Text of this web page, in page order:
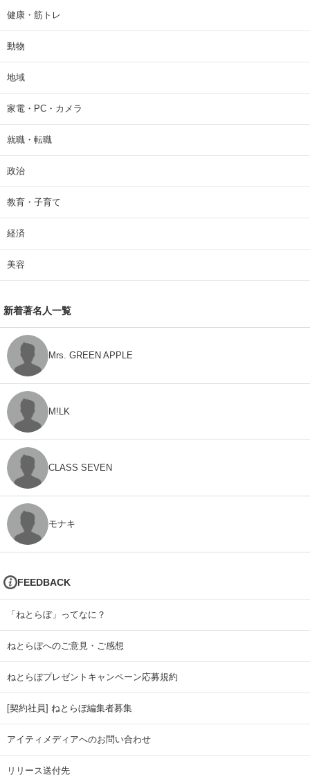
健康・筋トレ
動物
地域
家電・PC・カメラ
就職・転職
政治
教育・子育て
経済
美容
新着著名人一覧
Mrs. GREEN APPLE
M!LK
CLASS SEVEN
モナキ
FEEDBACK
「ねとらぼ」ってなに？
ねとらぼへのご意見・ご感想
ねとらぼプレゼントキャンペーン応募規約
[契約社員] ねとらぼ編集者募集
アイティメディアへのお問い合わせ
リリース送付先